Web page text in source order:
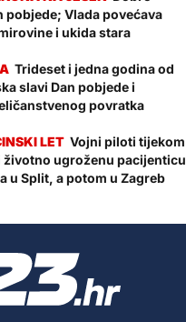
pobjede; Vlada povećava
i ukida stara
Trideset i jedna godina od
slavi Dan pobjede i
povratka
Vojni piloti tijekom
životno ugroženu pacijenticu
u Split, a potom u Zagreb